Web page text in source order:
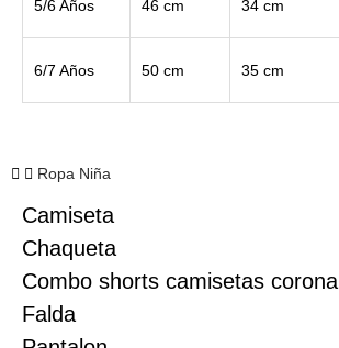
5/6 Años 46 cm 34 cm
6/7 Años 50 cm 35 cm
Ropa Niña
Camiseta
Chaqueta
Combo shorts camisetas corona
Falda